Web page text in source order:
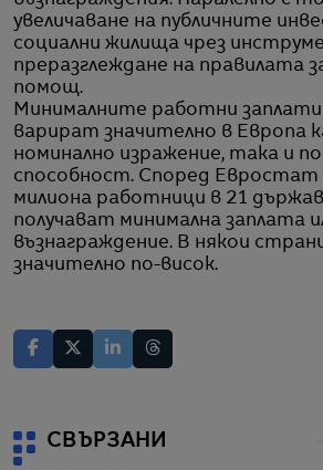
увеличаване на публичните
социални жилища чрез
преразглеждане на правилата
помощ.
Минималните работни заплати
варират значително в Европа
номинално изражение, така и
способност. Според Евростат
милиона работници в 21
получават минимална заплата
възнаграждение. В някои
значително по-висок.
СВЪРЗАНИ